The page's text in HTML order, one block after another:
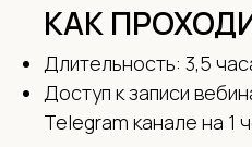
КАК
Длительность: 3,5
Доступ к записи
Telegram канале на 1